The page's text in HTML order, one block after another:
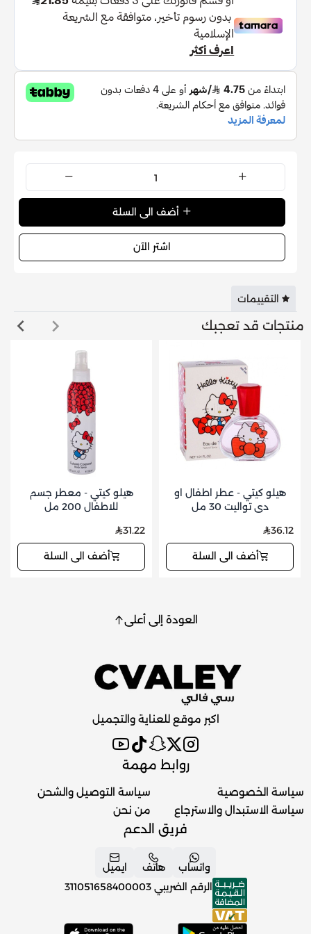
زيت اللوز الحلو (برونوس أميجدالوس دولسيس)، زبدة الشيا
(بوتيروسبيرموم باركي)، أكسيد القصدير، نكهة، كابريليل جليكول،
إيزوستياريل إيزوستياريت، أوكتيل دوديسيل ستيرويل ستيرات،
توكوفيرول، فينوكسي إيثانول، لينالول، ليمونين.
اشتر الآن
التقييمات
منتجات قد تعجبك
هيلو كيتي - عطر اطفال او
دي تواليت 30 مل
36.12
أضف الى السلة
هيلو كيتي - معطر جسم
للاطفال 200 مل
31.22
أضف الى السلة
العودة إلى أعلى
اكبر موقع للعناية والتجميل
روابط مهمة
سياسة الخصوصية
سياسة الاستبدال والاسترجاع
سياسة التوصيل والشحن
من نحن
فريق الدعم
واتساب هاتف
ايميل
الرقم الضريبي 311051658400003